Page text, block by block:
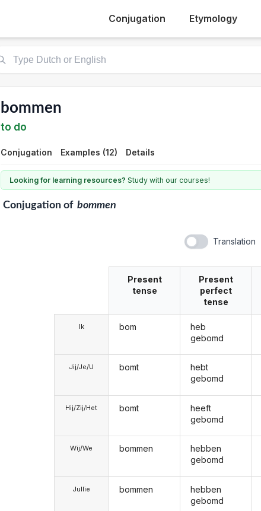
Conjugation Etymology
bommen
to do
Conjugation Examples (12) Details
Looking for learning resources? Study with our courses!
Conjugationof bommen
Translation
Ik
Jij/Je/U
Hij/Zij/Het
Wij/We
Jullie
Present
tense
bom
bomt
bomt
bommen
bommen
Present
perfect
tense
heb
gebomd
hebt
gebomd
heeft
gebomd
hebben
gebomd
hebben
gebomd